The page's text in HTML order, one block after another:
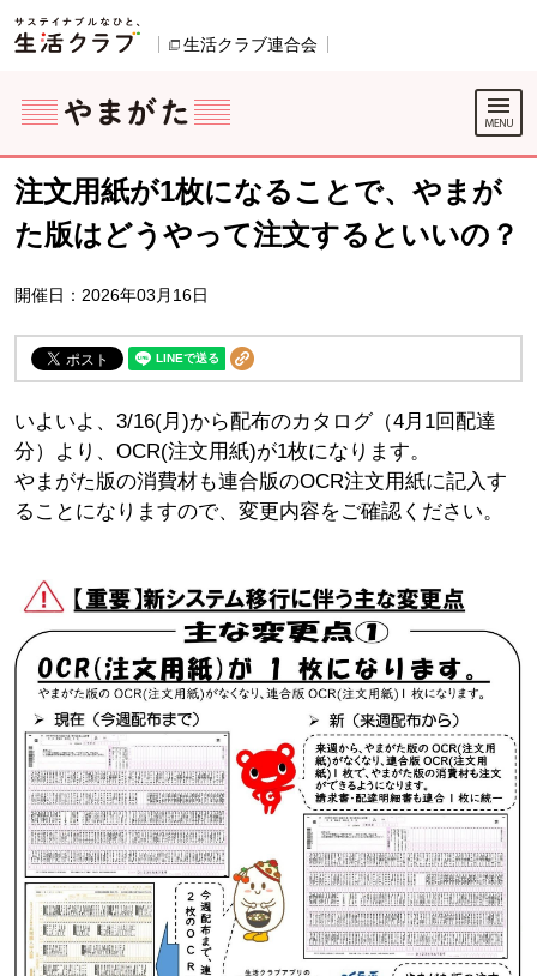
ページの先頭です。
生活クラブ連合会
ここからサイト内共通メニューです。
サイト内共通メニューをスキップする
サイト内共通メニューここまで。
注文用紙が1枚になることで、やまが
た版はどうやって注文するといいの？
開催日：2026年03月16日
いよいよ、 3/16(月)から配布のカタログ（4月 1回配達
分）より 、 OCR(注文用紙)が1枚になります。
やまがた版の消費材も連合版のOCR注文用紙に記入す
ることになりますので、変更内容をご確認ください。